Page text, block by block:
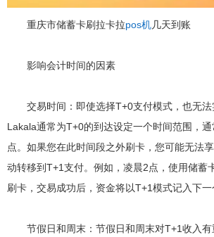
重庆市储蓄卡刷拉卡拉pos机几天到账
影响会计时间的因素
交易时间：即使选择T+0支付模式，也无法
Lakala通常为T+0的到达设定一个时间范围，
点。如果您在此时间段之外刷卡，您可能无法
动转移到T+1支付。例如，凌晨2点，使用储蓄
刷卡，交易成功后，资金将以T+1模式记入下一
节假日和周末：节假日和周末对T+1收入有